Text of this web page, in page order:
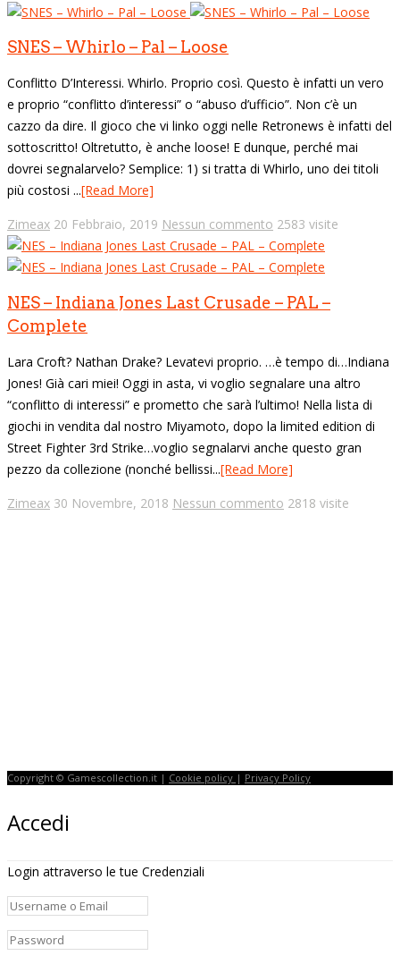
SNES – Whirlo – Pal – Loose
Conflitto D’Interessi. Whirlo. Proprio così. Questo è infatti un vero
e proprio “conflitto d’interessi” o “abuso d’ufficio”. Non c’è un
cazzo da dire. Il gioco che vi linko oggi nelle Retronews è infatti del
sottoscritto! Oltretutto, è anche loose! E dunque, perché mai
dovrei segnalarvelo? Semplice: 1) si tratta di Whirlo, uno dei titoli
più costosi ...[Read More]
Zimeax 20 Febbraio, 2019 Nessun commento 2583 visite
NES – Indiana Jones Last Crusade – PAL –
Complete
Lara Croft? Nathan Drake? Levatevi proprio. …è tempo di…Indiana
Jones! Già cari miei! Oggi in asta, vi voglio segnalare una altro
“conflitto di interessi” e prometto che sarà l’ultimo! Nella lista di
giochi in vendita dal nostro Miyamoto, dopo la limited edition di
Street Fighter 3rd Strike…voglio segnalarvi anche questo gran
pezzo da collezione (nonché bellissi...[Read More]
Zimeax 30 Novembre, 2018 Nessun commento 2818 visite
Copyright © Gamescollection.it | Cookie policy | Privacy Policy
Accedi
Login attraverso le tue Credenziali